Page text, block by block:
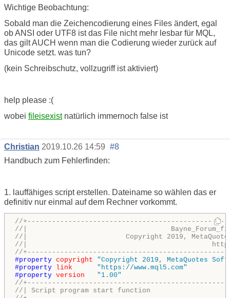
Wichtige Beobachtung:
Sobald man die Zeichencodierung eines Files ändert, egal
ob ANSI oder UTF8 ist das File nicht mehr lesbar für MQL,
das gilt AUCH wenn man die Codierung wieder zurück auf
Unicode setzt. was tun?
(kein Schreibschutz, vollzugriff ist aktiviert)
help please :(
wobei fileisexistnatürlich immernoch false ist
Christian 2019.10.26 14:59 #8
Handbuch zum Fehlerfinden:
1. lauffähiges script erstellen. Dateiname so wählen das er
definitiv nur einmal auf dem Rechner vorkommt.
//
//|
//|                        Copyright 2019,
//|
//
#property copyright
"Copyright 2019, MetaQuotes
#property link
"https://www.mql5.com"
#property version
"1.00"
//
//| Script program start function